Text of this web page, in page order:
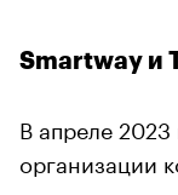
Smartway и
В апреле
организации